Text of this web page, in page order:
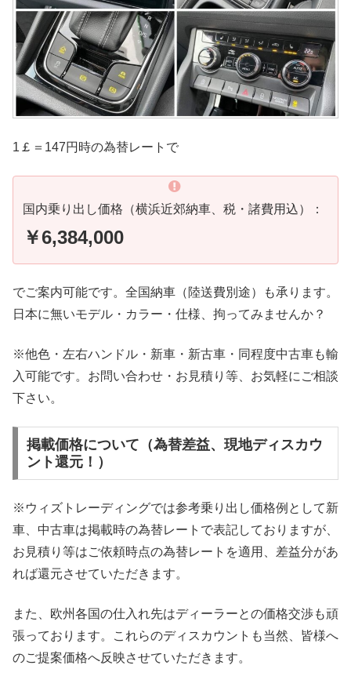
1￡＝147円時の為替レートで
国内乗り出し価格（横浜近郊納車、税・諸費用込）：
￥6,384,000
でご案内可能です。全国納車（陸送費別途）も承ります。
日本に無いモデル・カラー・仕様、拘ってみませんか？
※他色・左右ハンドル・新車・新古車・同程度中古車も輸
入可能です。お問い合わせ・お見積り等、お気軽にご相談
下さい。
掲載価格について（為替差益、現地ディスカウ
ント還元！）
※ウィズトレーディングでは参考乗り出し価格例として新
車、中古車は掲載時の為替レートで表記しておりますが、
お見積り等はご依頼時点の為替レートを適用、差益分があ
れば還元させていただきます。
また、欧州各国の仕入れ先はディーラーとの価格交渉も頑
張っております。これらのディスカウントも当然、皆様へ
のご提案価格へ反映させていただきます。